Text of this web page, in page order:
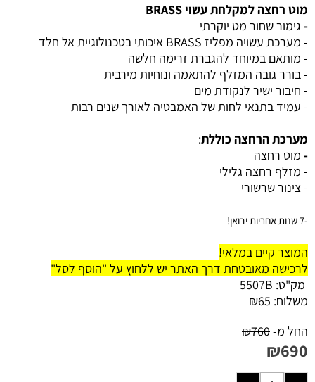
מוט רחצה למקלחת עשוי BRASS
- גימור שחור מט יוקרתי
- מערכת עשויה מפליז BRASS איכותי בטכנולוגיית אל חלד
- מותאם במיוחד להגברת זרימה חלשה
- בורר גובה המזלף להתאמה ונוחיות מירבית
- חיבור ישיר לנקודת מים
- עמיד בתנאי לחות של האמבטיה לאורך שנים רבות
מערכת הרחצה כוללת:
- מוט רחצה
- מזלף רחצה גלילי
- צינור שרשורי
-7 שנות אחריות יבואן!
המוצר קיים במלאי!
לרכישה מאובטחת דרך האתר יש ללחוץ על "הוסף לסל"
מק"ט: 5507B
משלוח:
₪65
החל מ-
₪760
₪690